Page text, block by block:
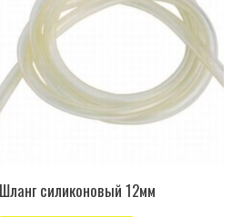
Шланг силиконовый 12мм